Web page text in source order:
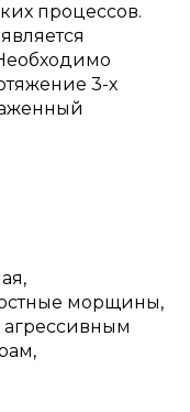
процессов.
3-х
морщины,
агрессивным